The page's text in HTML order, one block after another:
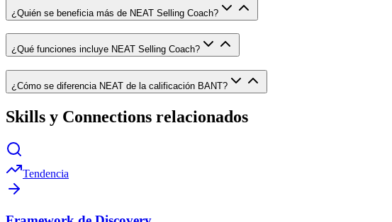
¿Quién se beneficia más de NEAT Selling Coach?
¿Qué funciones incluye NEAT Selling Coach?
¿Cómo se diferencia NEAT de la calificación BANT?
Skills y Connections relacionados
Tendencia